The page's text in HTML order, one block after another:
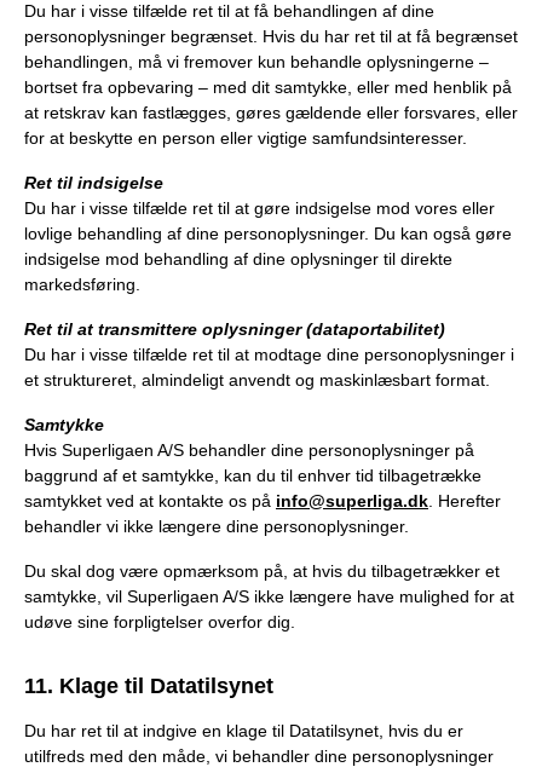
Du har i visse tilfælde ret til at få behandlingen af dine
personoplysninger begrænset. Hvis du har ret til at få begrænset
behandlingen, må vi fremover kun behandle oplysningerne –
bortset fra opbevaring – med dit samtykke, eller med henblik på
at retskrav kan fastlægges, gøres gældende eller forsvares, eller
for at beskytte en person eller vigtige samfundsinteresser.
Ret til indsigelse
Du har i visse tilfælde ret til at gøre indsigelse mod vores eller
lovlige behandling af dine personoplysninger. Du kan også gøre
indsigelse mod behandling af dine oplysninger til direkte
markedsføring.
Ret til at transmittere oplysninger (dataportabilitet)
Du har i visse tilfælde ret til at modtage dine personoplysninger i
et struktureret, almindeligt anvendt og maskinlæsbart format.
Samtykke
Hvis Superligaen A/S behandler dine personoplysninger på
baggrund af et samtykke, kan du til enhver tid tilbagetrække
samtykket ved at kontakte os på info@superliga.dk . Herefter
behandler vi ikke længere dine personoplysninger.
Du skal dog være opmærksom på, at hvis du tilbagetrækker et
samtykke, vil Superligaen A/S ikke længere have mulighed for at
udøve sine forpligtelser overfor dig.
11. Klage til Datatilsynet
Du har ret til at indgive en klage til Datatilsynet, hvis du er
utilfreds med den måde, vi behandler dine personoplysninger